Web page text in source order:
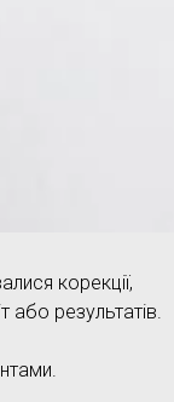
корекції,
результатів.